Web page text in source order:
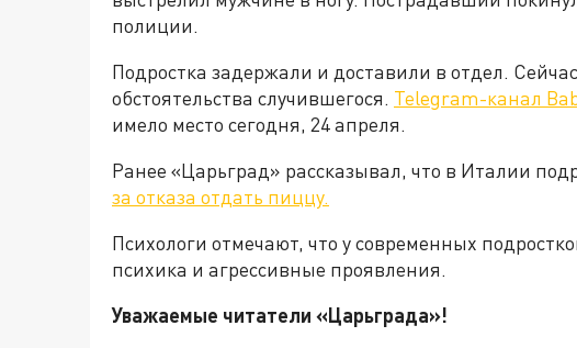
полиции.
Подростка задержали и доставили в отдел.
обстоятельства случившегося. Telegram-канал
имело место сегодня, 24 апреля.
Ранее «Царьград» рассказывал, что в Италии
за отказа отдать пиццу.
Психологи отмечают, что у современных
психика и агрессивные проявления.
Уважаемые читатели «Царьграда»!